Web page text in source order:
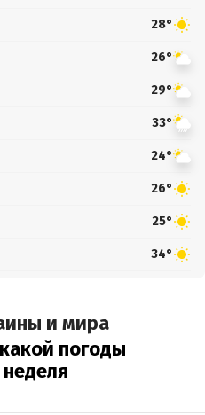
28°
26°
29°
33°
24°
26°
25°
34°
и мира
погоды